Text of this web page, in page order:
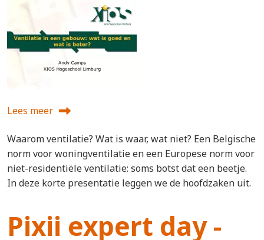
Lees meer
over Ventilatie in een gebouw - wat is goed en wat is
Waarom ventilatie? Wat is waar, wat niet? Een Belgische
norm voor woningventilatie en een Europese norm voor
niet-residentiële ventilatie: soms botst dat een beetje.
In deze korte presentatie leggen we de hoofdzaken uit.
Pixii expert day -